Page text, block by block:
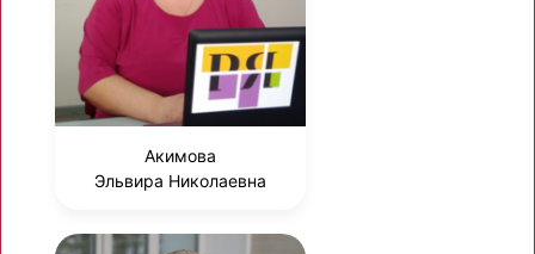
Акимова
Эльвира Николаевна